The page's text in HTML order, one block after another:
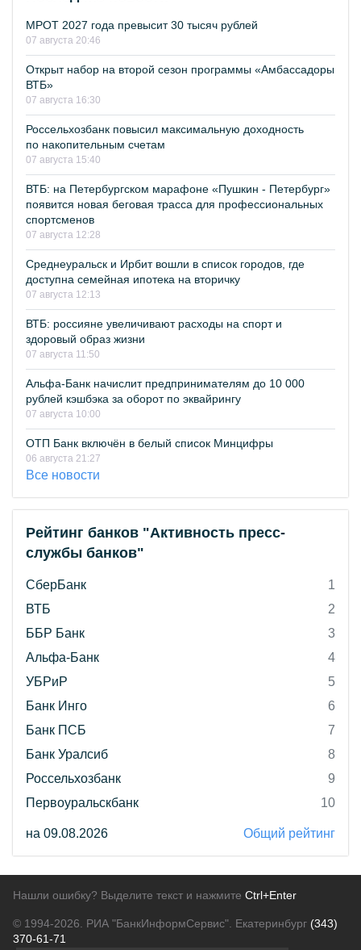
МРОТ 2027 года превысит 30 тысяч рублей
07 августа 20:46
Открыт набор на второй сезон программы «Амбассадоры
ВТБ»
07 августа 16:30
Россельхозбанк повысил максимальную доходность
по накопительным счетам
07 августа 15:40
ВТБ: на Петербургском марафоне «Пушкин - Петербург»
появится новая беговая трасса для профессиональных
спортсменов
07 августа 12:28
Среднеуральск и Ирбит вошли в список городов, где
доступна семейная ипотека на вторичку
07 августа 12:13
ВТБ: россияне увеличивают расходы на спорт и
здоровый образ жизни
07 августа 11:50
Альфа-Банк начислит предпринимателям до 10 000
рублей кэшбэка за оборот по эквайрингу
07 августа 10:00
ОТП Банк включён в белый список Минцифры
06 августа 21:27
Все новости
Рейтинг банков "Активность пресс-
службы банков"
СберБанк
1
ВТБ
2
ББР Банк
3
Альфа-Банк
4
УБРиР
5
Банк Инго
6
Банк ПСБ
7
Банк Уралсиб
8
Россельхозбанк
9
Первоуральскбанк
10
на 09.08.2026 Общий рейтинг
Нашли ошибку? Выделите текст и нажмите Ctrl+Enter
© 1994-2026. РИА "БанкИнформСервис". Екатеринбург (343)
370-61-71